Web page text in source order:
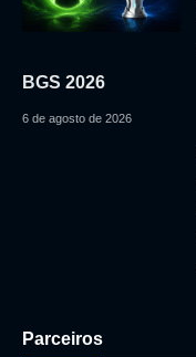
BGS 2026
6 de agosto de 2026
Parceiros